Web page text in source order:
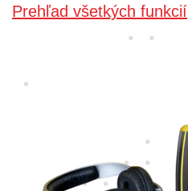
Prehľad všetkých funkcií